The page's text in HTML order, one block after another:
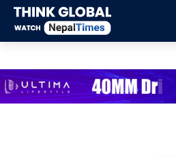
Skip
content